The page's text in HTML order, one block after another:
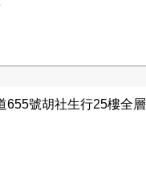
655號胡社生行25樓全層